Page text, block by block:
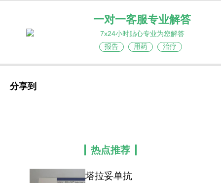
一对一客服专业解答
7x24小时贴心专业为您解答
报告
用药 治疗
分享到
热点推荐
塔拉妥单抗